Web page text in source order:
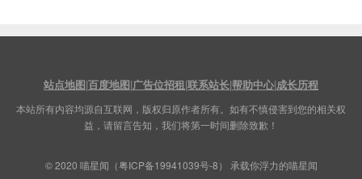
站点地图|百度地图|广告位招租|联系站长|帮助中心|成长历程
本站所有内容均源自互联网，版权归原作者所有。如有不慎侵害到您的相关权
益，请留言告知，我们将第一时间删除致歉！
© 2020 喵星闻 （粤ICP备19941039号-8） 承载你浮力的喵星闻